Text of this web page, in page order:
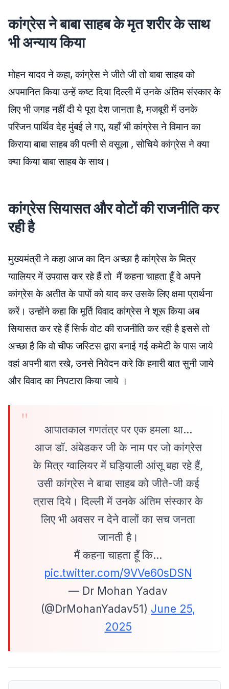
कांग्रेस ने बाबा साहब के मृत शरीर के साथ
भी अन्याय किया
मोहन यादव ने कहा, कांग्रेस ने जीते जी तो बाबा साहब को
अपमानित किया उन्हें कष्ट दिया दिल्ली में उनके अंतिम संस्कार के
लिए भी जगह नहीं दी ये पूरा देश जानता है, मजबूरी में उनके
परिजन पार्थिव देह मुंबई ले गए, यहाँ भी कांग्रेस ने विमान का
किराया बाबा साहब की पत्नी से वसूला , सोचिये कांग्रेस ने क्या
क्या किया बाबा साहब के साथ।
कांग्रेस सियासत और वोटों की राजनीति कर
रही है
मुख्यमंत्री ने कहा आज का दिन अच्छा है कांग्रेस के मित्र
ग्वालियर में उपवास कर रहे हैं तो मैं कहना चाहता हूँ वे अपने
कांग्रेस के अतीत के पापों को याद कर उसके लिए क्षमा प्रार्थना
करें। उन्होंने कहा कि मूर्ति विवाद कांग्रेस ने शूरू किया अब
सियासत कर रहे हैं सिर्फ वोट की राजनीति कर रही है इससे तो
अच्छा है कि वो चीफ जस्टिस द्वारा बनाई गई कमेटी के पास जाये
वहां अपनी बात रखे, उनसे निवेदन करे कि हमारी बात सुनी जाये
और विवाद का निपटारा किया जाये ।
आपातकाल गणतंत्र पर एक हमला था…
आज डॉ. अंबेडकर जी के नाम पर जो कांग्रेस
के मित्र ग्वालियर में घड़ियाली आंसू बहा रहे हैं,
उसी कांग्रेस ने बाबा साहब को जीते-जी कई
त्रास दिये। दिल्ली में उनके अंतिम संस्कार के
लिए भी अवसर न देने वालों का सच जनता
जानती है।
मैं कहना चाहता हूँ कि…
pic.twitter.com/9VVe60sDSN
— Dr Mohan Yadav
(@DrMohanYadav51) June 25,
2025